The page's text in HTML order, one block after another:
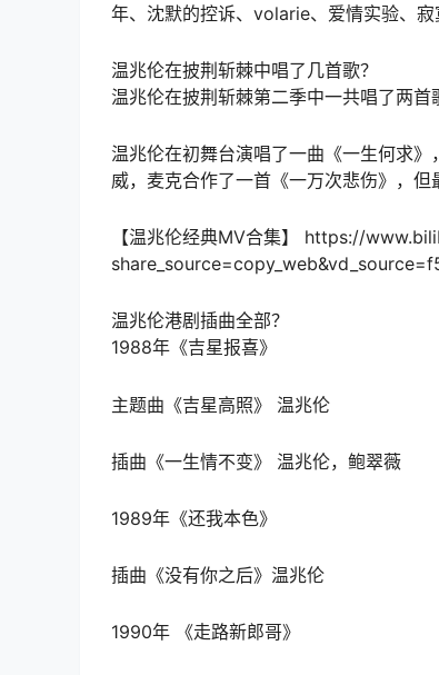
年、沈默的控诉、volarie、爱情实验、寂
温兆伦在披荆斩棘中唱了几首歌？
温兆伦在披荆斩棘第二季中一共唱了两首
温兆伦在初舞台演唱了一曲《一生何求
威，麦克合作了一首《一万次悲伤》，但
【温兆伦经典MV合集】 https://
温兆伦港剧插曲全部？
1988年《吉星报喜》
主题曲《吉星高照》 温兆伦
插曲《一生情不变》 温兆伦，鲍翠薇
1989年《还我本色》
插曲《没有你之后》温兆伦
1990年 《走路新郎哥》